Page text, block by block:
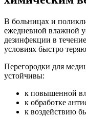
В больницах и
ежедневной влажной
дезинфекции в
условиях быстро
Перегородки для
устойчивы:
к повышенной
к обработке
к воздействию